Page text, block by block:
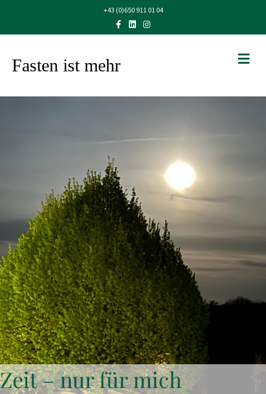
+43 (0)650 911 01 04
FacebookLinkedinInstagram
Fasten ist mehr
Zeit – nur für mich